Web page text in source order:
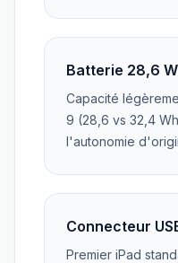
Batterie 28,6
Capacité
9 (28,6 vs 32,4
l'autonomie
Connecteur
Premier iPad